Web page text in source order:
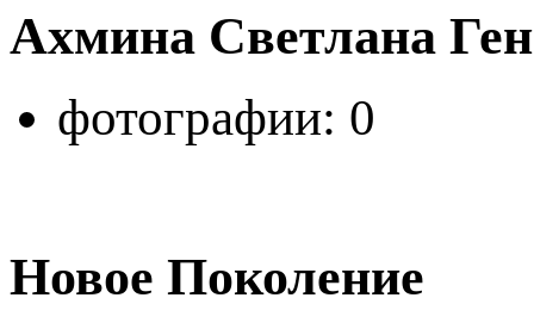
Ахмина Светлана
фотографии: 0
Новое Поколение